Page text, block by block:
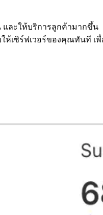
และให้บริการลูกค้ามากขึ้น
ห้เซิร์ฟเวอร์ของคุณทันที เพื่